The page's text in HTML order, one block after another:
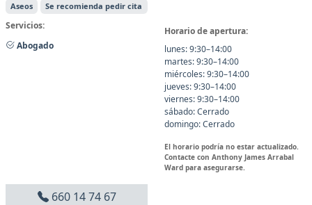
Aseos Se recomienda pedir cita
Servicios:
Abogado
Horario de apertura:
lunes: 9:30–14:00
martes: 9:30–14:00
miércoles: 9:30–14:00
jueves: 9:30–14:00
viernes: 9:30–14:00
sábado: Cerrado
domingo: Cerrado
El horario podría no estar actualizado.
Contacte con Anthony James Arrabal
Ward para asegurarse.
660 14 74 67